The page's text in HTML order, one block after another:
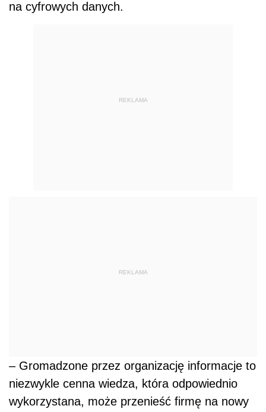
na cyfrowych danych.
REKLAMA
REKLAMA
– Gromadzone przez organizację informacje to
niezwykle cenna wiedza, która odpowiednio
wykorzystana, może przenieść firmę na nowy